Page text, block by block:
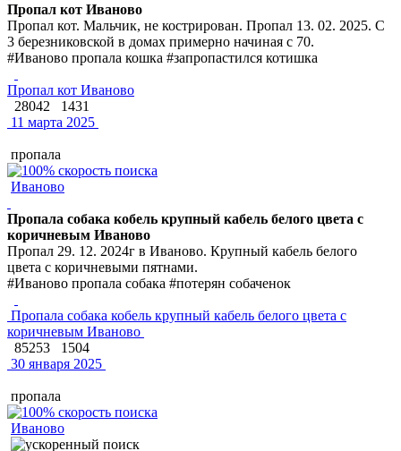
Пропал кот Иваново
Пропал кот. Мальчик, не кострирован. Пропал 13. 02. 2025. С
3 березниковской в домах примерно начиная с 70.
#Иваново пропала кошка #запропастился котишка
Пропал кот Иваново
28042
1431
11 марта 2025
пропала
Иваново
Пропала собака кобель крупный кабель белого цвета с
коричневым Иваново
Пропал 29. 12. 2024г в Иваново. Крупный кабель белого
цвета с коричневыми пятнами.
#Иваново пропала собака #потерян собаченок
Пропала собака кобель крупный кабель белого цвета с
коричневым Иваново
85253
1504
30 января 2025
пропала
Иваново